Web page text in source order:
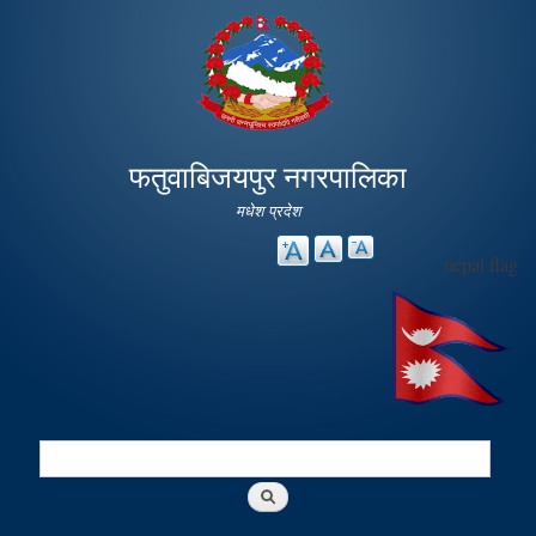
main
content
फतुवाबिजयपुर नगरपालिका
मधेश प्रदेश
nepal flag
Search